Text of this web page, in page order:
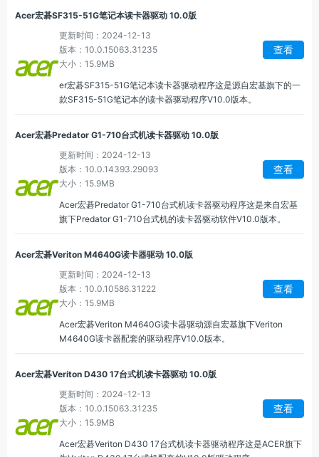
Acer宏碁SF315-51G笔记本读卡器驱动 10.0版
更新时间：2024-12-13
版本：10.0.15063.31235
大小：15.9MB
查看
er宏碁SF315-51G笔记本读卡器驱动程序这是源自宏基旗下的一
款SF315-51G笔记本的读卡器驱动程序V10.0版本。
Acer宏碁Predator G1-710台式机读卡器驱动 10.0版
更新时间：2024-12-13
版本：10.0.14393.29093
大小：15.9MB
查看
Acer宏碁Predator G1-710台式机读卡器驱动程序这是来自宏基
旗下Predator G1-710台式机的读卡器驱动软件V10.0版本。
Acer宏碁Veriton M4640G读卡器驱动 10.0版
更新时间：2024-12-13
版本：10.0.10586.31222
大小：15.9MB
查看
Acer宏碁Veriton M4640G读卡器驱动源自宏基旗下Veriton
M4640G读卡器配套的驱动程序V10.0版本。
Acer宏碁Veriton D430 17台式机读卡器驱动 10.0版
更新时间：2024-12-13
版本：10.0.15063.31235
大小：15.9MB
查看
Acer宏碁Veriton D430 17台式机读卡器驱动程序这是ACER旗下